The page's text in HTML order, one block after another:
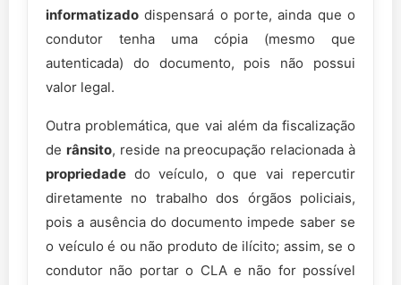
informatizado dispensará o porte, ainda que o
condutor tenha uma cópia (mesmo que
autenticada) do documento, pois não possui
valor legal.
Outra problemática, que vai além da fiscalização
de rânsito, reside na preocupação relacionada à
propriedade do veículo, o que vai repercutir
diretamente no trabalho dos órgãos policiais,
pois a ausência do documento impede saber se
o veículo é ou não produto de ilícito; assim, se o
condutor não portar o CLA e não for possível